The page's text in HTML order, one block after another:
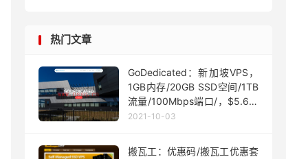
热门文章
GoDedicated：新加坡VPS，
1GB内存/20GB SSD空间/1TB
流量/100Mbps端口/，$5.63/
月起
2021-10-03
搬瓦工：优惠码/搬瓦工优惠套